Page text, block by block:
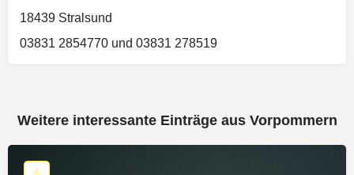
18439 Stralsund
03831 2854770 und 03831 278519
Weitere interessante Einträge aus Vorpommern